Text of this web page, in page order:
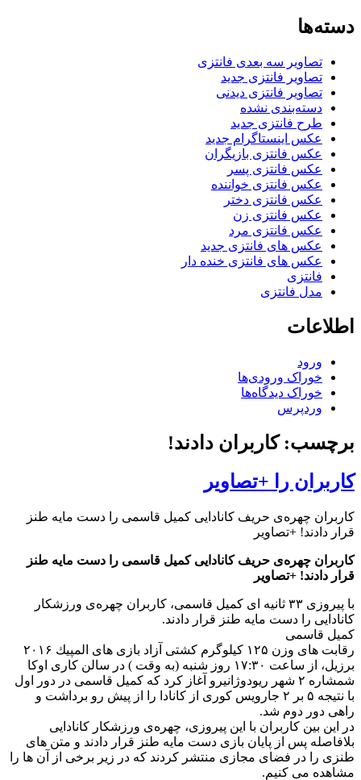
دسته‌ها
تصاویر سه بعدی فانتزی
تصاویر فانتزی جدید
تصاویر فانتزی دیدنی
دسته‌بندی نشده
طرح فانتزی جدید
عکس اینستاگرام جدید
عکس فانتزی بازیگران
عکس فانتزی پسر
عکس فانتزی خواننده
عکس فانتزی دختر
عکس فانتزی زن
عکس فانتزی مرد
عکس های فانتزی جدید
عکس های فانتزی خنده دار
فانتزی
مدل فانتزی
اطلاعات
ورود
خوراک ورودی‌ها
خوراک دیدگاه‌ها
وردپرس
برچسب: کاربران دادند!
کاربران را +تصاویر
کاربران چهره‌ی حریف کانادایی کمیل قاسمی را دست مایه طنز
قرار دادند! +تصاویر
کاربران چهره‌ی حریف کانادایی کمیل قاسمی را دست مایه طنز
قرار دادند! +تصاویر
با پیروزی ۳۳ ثانیه ای کمیل قاسمی، کاربران چهره‌ی ورزشکار
کانادایی را دست مایه طنز قرار دادند.
کمیل قاسمی
رقابت های وزن ۱۲۵ كیلوگرم كشتی آزاد بازی های المپیك ۲۰۱۶
برزیل، از ساعت ۱۷:۳۰ روز شنبه (به وقت ) در سالن كاری اوكا
شمشاره ۲ شهر ریودوژانیرو آغاز کرد که كمیل قاسمی در دور اول
با نتیجه ۵ بر ۲ جارویس كوری از كانادا را از پیش رو برداشت و
راهی دور دوم شد.
در این بین کاربران با این پیروزی، چهره‌ی ورزشکار کانادایی
بلافاصله پس از پایان بازی دست مایه طنز قرار دادند و متن های
طنزی را در فضای مجازی منتشر کردند که در زیر برخی از آن ها را
مشاهده می کنیم.